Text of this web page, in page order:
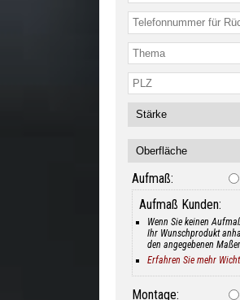
Aufmaß:
Aufmaß Kunden:
Wenn Sie keinen
Ihr Wunschprodukt
den angegebenen
Erfahren Sie mehr
Montage: